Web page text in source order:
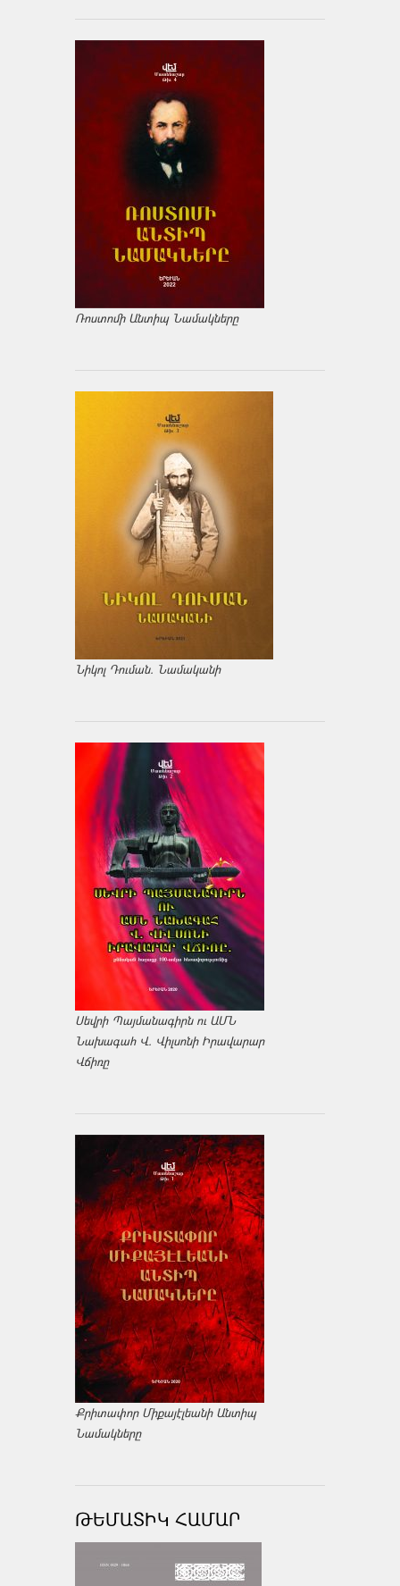
Ռոստոմի Անտիպ Նամակները
Նիկոլ Դուման. Նամականի
Սեվրի Պայմանագիրն ու ԱՄՆ
Նախագահ Վ. Վիլսոնի Իրավարար
Վճիռը
Քրիտափոր Միքայէլեանի Անտիպ
Նամակները
ԹԵՄԱՏԻԿ ՀԱՄԱՐ